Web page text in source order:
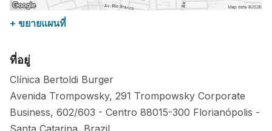
+ ขยายแผนที่
ที่อยู่
Clínica Bertoldi Burger
Avenida Trompowsky, 291 Trompowsky Corporate
Business, 602/603 - Centro 88015-300 Florianópolis -